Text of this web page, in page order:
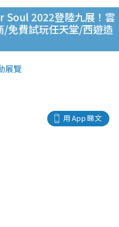
Soul 2022登陸九展！雲
/免費試玩任天堂/西遊造
展覽
用 App 睇文